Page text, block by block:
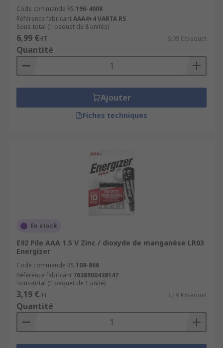
Code commande RS 196-4008
Référence fabricantAAA4+4 VARTA RS
Sous-total (1 paquet de 8 unités)
6,99 €HT 6,99 €/paquet
Quantité
Ajouter
Fiches techniques
En stock
E92 Pile AAA 1.5 V Zinc / dioxyde de manganèse LR03
Energizer
Code commande RS 108-866
Référence fabricant 7638900438147
Sous-total (1 paquet de 1 unité)
3,19 €HT 3,19 €/paquet
Quantité